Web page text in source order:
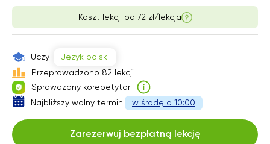
Koszt lekcji od 72 zł/lekcja
Uczy
Język polski
Przeprowadzono 82 lekcji
Sprawdzony korepetytor
Najbliższy wolny termin:
w środę o 10:00
Zarezerwuj bezpłatną lekcję
terminów
terminów
terminów